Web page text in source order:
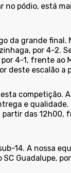
no pódio, está
da grande
por 4-2.
4-1, frente ao
deste escalão a
competição.
e
das 12h00,
14. A nossa
Guadalupe,